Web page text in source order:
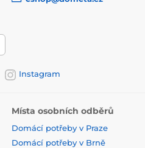
Instagram
Místa osobních odběrů
Domácí potřeby v Praze
Domácí potřeby v Brně